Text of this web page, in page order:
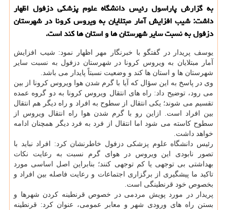
به گزارش پاراسول رئیس دانشگاه علوم پزشكی دزفول اظهار
داشت: شیب افزایش آمار مبتلایان به ویروس كرونا در شهرستان
دزفول به نسبت سایر شهرستان ها و استان ها كند است.
یوسف پریدار در گفتگو با خبرنگار مهر اظهار نمود: شیب افزایش
آمار مبتلایان به ویروس كرونا در شهرستان دزفول به نسبت سایر
شهرستان ها و استان ها كند و وضعیت نسبتاً پایدار می باشد.
وی در پاسخ به این سؤال كه آیا با گرم شدن هوا ویروس كرونا از بین
می رود، توضیح داد: راه های انتقال ویروس كرونا به دو گروه عمده
تقسیم می شوند؛ یكی انتقال از سطوح به افراد و راه دیگر هم انتقال
بین افراد است. ازاین رو با گرم شدن هوا راه انتقال ویروس از
سطوح كاسته می شود اما انتقال از فرد به فرد دیگر همچنان ادامه
خواهد داشت.
رئیس دانشگاه علوم پزشكی دزفول خاطرنشان كرد: افراد نباید با
تصور نابودی این ویروس در هوای گرم نسبت به رعایت نكات
بهداشتی بی توجهی یا كم توجهی كنند؛ بنابراین اصل اساسی مورد
تاكید ما پیشگیری از برگزاری اجتماعات و رعایت فاصله بین افراد و
بخصوص خود قرنطینگی است.
پریدار در مورد پویش مردمی در خصوص قرنطینه كردن شهرها و
بستن راه های ورودی شهر و معابر عمومی، عنوان كرد: قرنطینه